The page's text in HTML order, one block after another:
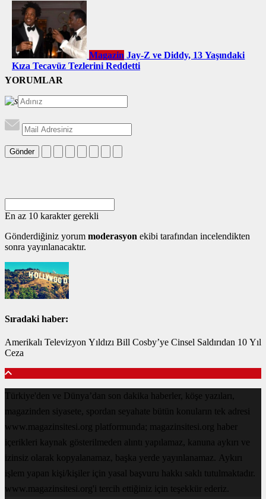
Magazin Jay-Z ve Diddy, 13 Yaşındaki
Kıza Tecavüz Tezlerini Reddetti
YORUMLAR
Gönder
En az 10 karakter gerekli
Gönderdiğiniz yorum moderasyon ekibi tarafından incelendikten
sonra yayınlanacaktır.
Sıradaki haber:
Amerikalı Televizyon Yıldızı Bill Cosby’ye Cinsel Saldırıdan 10 Yıl
Ceza
Türkiye'den ve Dünya’dan son dakika haberler, köşe yazıları,
magazinden siyasete, spordan seyahate bütün konuların tek adresi
www.magazinsitesi.org platformunda; magazinsitesi.org haber
içerikleri kaynak gösterilmeden alıntı yapılamaz, kanuna aykırı ve
izinsiz olarak kopyalanamaz, başka yerde yayınlanamaz. Aykırı
işlem yapan kişi/kişiler için yasal başvuru hakkı saklı tutulmaktadır.
www.magazinsitesi.org'i tercih ettiğiniz için teşekkür ederiz.